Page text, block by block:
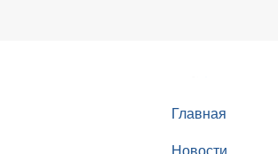
Главная
Новости